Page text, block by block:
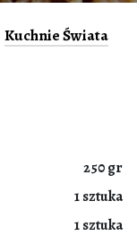
Kuchnie Świata
250 gr
1 sztuka
1 sztuka